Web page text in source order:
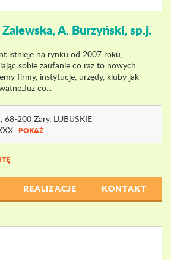
A. Burzyński, sp.j.
istnieje na rynku od 2007 roku,
sobie zaufanie co raz to nowych
firmy, instytucje, urzędy, kluby jak
co...
, 68-200 Żary, LUBUSKIE
POKAŻ
REALIZACJE KONTAKT